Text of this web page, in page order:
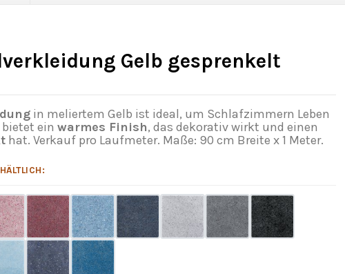
Gelb gesprenkelt
in meliertem Gelb ist ideal, um Schlafzimmern Leben
ein warmes Finish, das dekorativ wirkt und einen
hat. Verkauf pro Laufmeter. Maße: 90 cm Breite x 1 Meter.